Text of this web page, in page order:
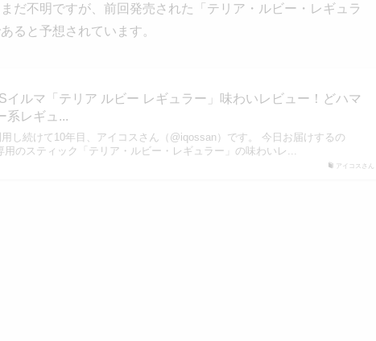
だ不明ですが、前回発売された「テリア・ルビー・レギュラ
ると予想されています。
アイコスさん
イルマ「テリア ルビー レギュラー」味わいレビュー！どハマ
系レギュ...
し続けて10年目、アイコスさん（@iqossan）です。 今日お届けするの
用のスティック「テリア・ルビー・レギュラー」の味わいレ...